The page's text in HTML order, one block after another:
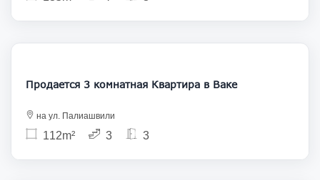
335 000
Продается 3 комнатная Квартира в Ваке
на ул. Палиашвили
112m² 3 3